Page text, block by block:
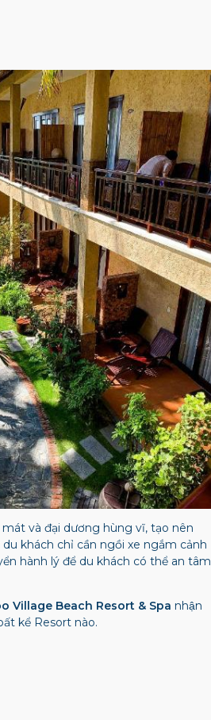
và đại dương hùng vĩ, tạo nên
khách chỉ cần ngồi xe ngắm cảnh
hành lý để du khách có thể an tâm
Village Beach Resort & Spa nhận
kể Resort nào.